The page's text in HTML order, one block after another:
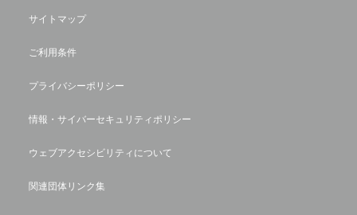
サイトマップ
ご利用条件
プライバシーポリシー
情報・サイバーセキュリティポリシー
ウェブアクセシビリティについて
関連団体リンク集